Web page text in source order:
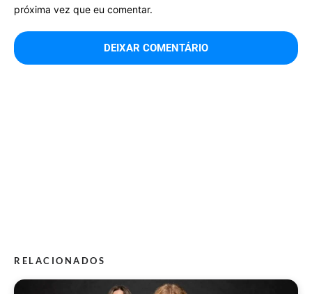
próxima vez que eu comentar.
RELACIONADOS